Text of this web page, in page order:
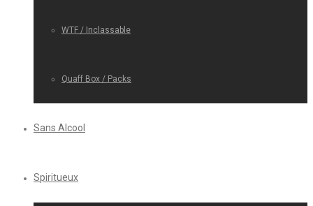
WTF / Inclassable
Quaff Box / Packs
Sans Alcool
Spiritueux